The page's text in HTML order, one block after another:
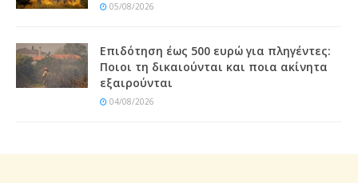
05/08/2026
Επιδότηση έως 500 ευρώ για πληγέντες:
Ποιοι τη δικαιούνται και ποια ακίνητα
εξαιρούνται
04/08/2026